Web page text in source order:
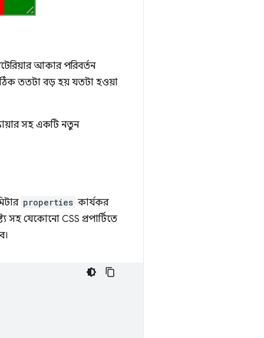
আকার পরিবর্তন
ঠিক ততটা বড় হয় যতটা হওয়া
সহ একটি নতুন
properties কার্যকর
সহ যেকোনো CSS প্রপার্টিতে